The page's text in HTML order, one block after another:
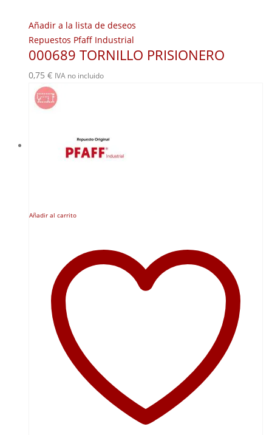
Añadir a la lista de deseos
Repuestos Pfaff Industrial
000689 TORNILLO PRISIONERO
0,75 € IVA no incluido
Añadir al carrito